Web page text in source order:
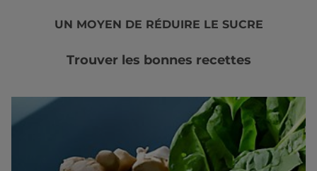
UN MOYEN DE RÉDUIRE LE SUCRE
Trouver les bonnes recettes